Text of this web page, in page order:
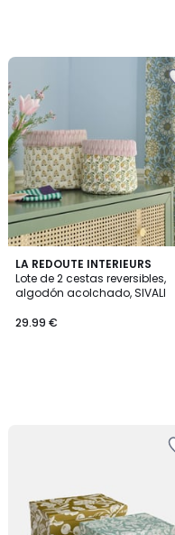
LA REDOUTE INTERIEURS
Lote de 2 cestas reversibles,
algodón acolchado, SIVALI
29.99 €